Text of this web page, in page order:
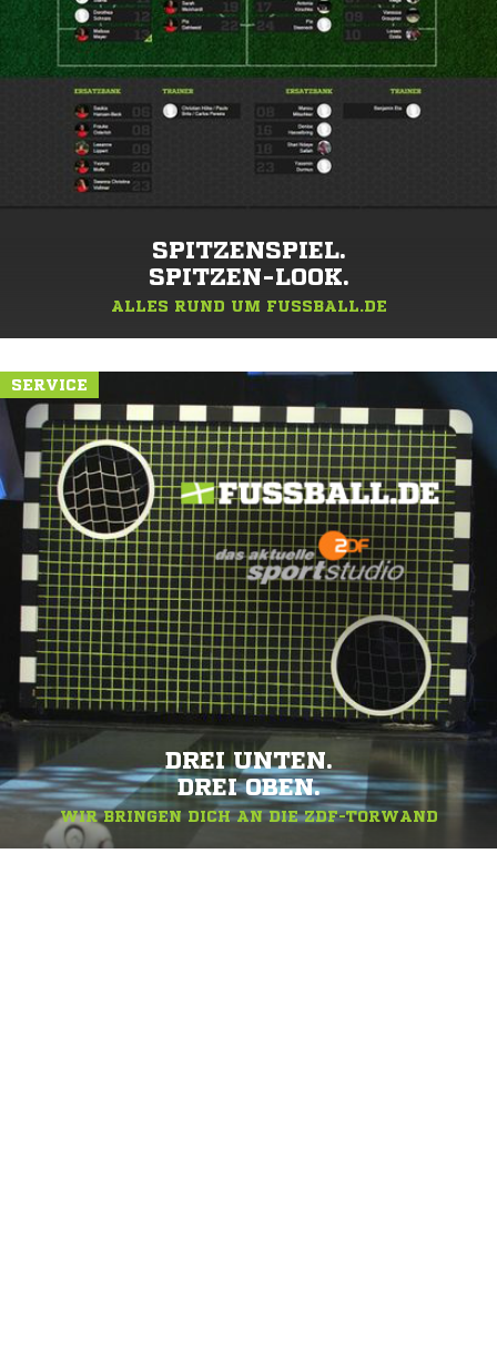
SPITZENSPIEL.
SPITZEN-LOOK.
ALLES RUND UM FUSSBALL.DE
SERVICE
DREI UNTEN.
DREI OBEN.
WIR BRINGEN DICH AN DIE ZDF-TORWAND